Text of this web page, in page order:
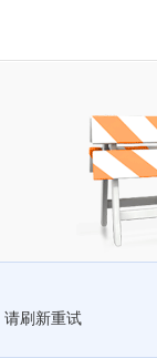
请刷新重试